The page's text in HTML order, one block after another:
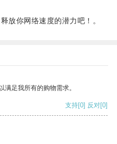
你网络速度的潜力吧！。
满足我所有的购物需求。
支持[0] 反对[0]